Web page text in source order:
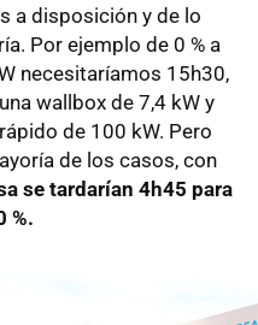
a disposición y de lo
Por ejemplo de 0 % a
necesitaríamos 15h30,
wallbox de 7,4 kW y
de 100 kW. Pero
de los casos, con
se tardarían 4h45 para
%.